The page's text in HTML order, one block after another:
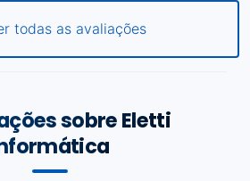
todas as avaliações
sobre Eletti